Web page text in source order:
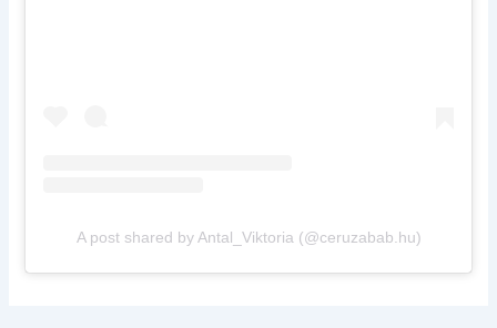
A post shared by Antal_Viktoria (@ceruzabab.hu)